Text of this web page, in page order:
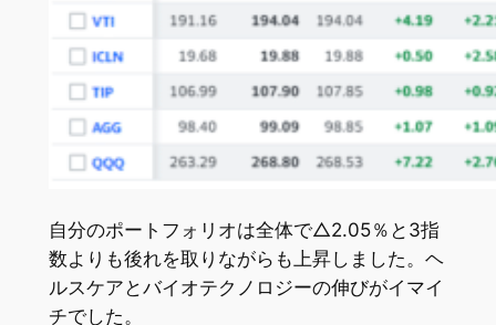
自分のポートフォリオは全体で△2.05％と3指
数よりも後れを取りながらも上昇しました。ヘ
ルスケアとバイオテクノロジーの伸びがイマイ
チでした。